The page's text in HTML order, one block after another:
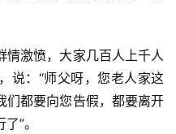
激愤，大家几百人上千人
说：“师父呀，您老人家这
们都要向您告假，都要离开
”。